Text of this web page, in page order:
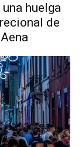
huelga
de